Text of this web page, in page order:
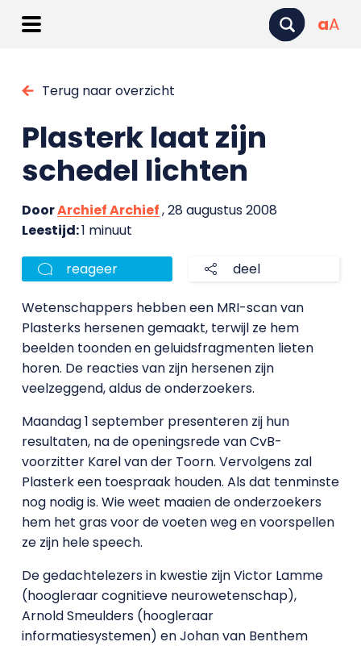
aA
Terug naar overzicht
Plasterk laat zijn
schedel lichten
DoorArchief Archief, 28 augustus 2008
Leestijd:1 minuut
reageer deel
Wetenschappers hebben een MRI-scan van
Plasterks hersenen gemaakt, terwijl ze hem
beelden toonden en geluidsfragmenten lieten
horen. De reacties van zijn hersenen zijn
veelzeggend, aldus de onderzoekers.
Maandag 1 september presenteren zij hun
resultaten, na de openingsrede van CvB-
voorzitter Karel van der Toorn. Vervolgens zal
Plasterk een toespraak houden. Als dat tenminste
nog nodig is. Wie weet maaien de onderzoekers
hem het gras voor de voeten weg en voorspellen
ze zijn hele speech.
De gedachtelezers in kwestie zijn Victor Lamme
(hoogleraar cognitieve neurowetenschap),
Arnold Smeulders (hoogleraar
informatiesystemen) en Johan van Benthem